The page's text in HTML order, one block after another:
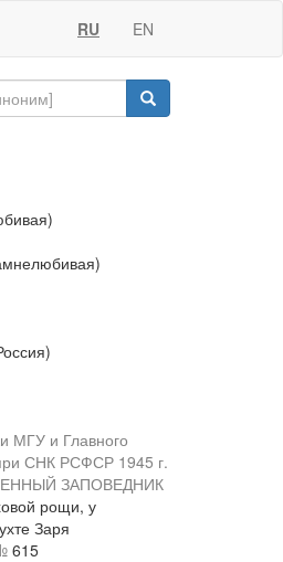
RU EN
МГУ и Главного
СНК РСФСР 1945 г.
ЗАПОВЕДНИК
рощи, у
Заря
615